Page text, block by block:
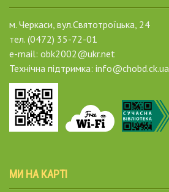
м. Черкаси, вул.Святотроїцька, 24
тел. (0472) 35-72-01
e-mail: obk2002@ukr.net
Технічна підтримка: info@chobd.ck.ua
МИ НА КАРТІ